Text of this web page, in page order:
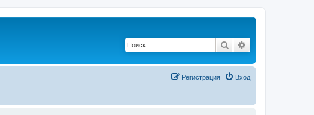
Поиск
Вход
Регистрация